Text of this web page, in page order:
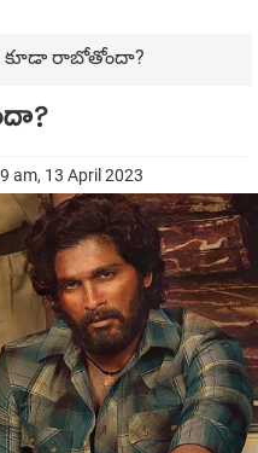
కూడా రాబోతోందా?
am, 13 April 2023